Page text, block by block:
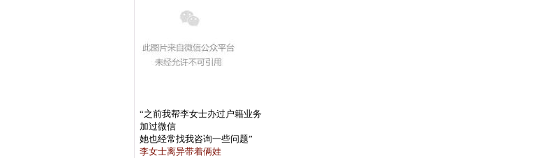
“之前我帮李女士办过户籍业务
加过微信
她也经常找我咨询一些问题”
李女士离异带着俩娃